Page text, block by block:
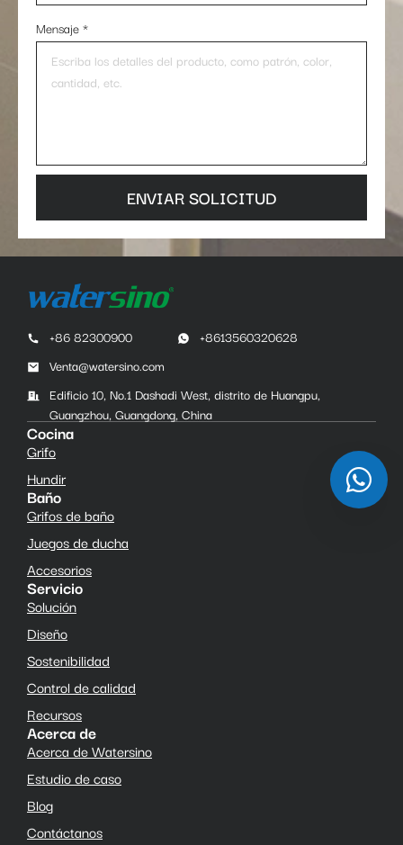
Mensaje*
ENVIAR SOLICITUD
+86 82300900
+8613560320628
Venta@watersino.com
Edificio 10, No.1 Dashadi West, distrito de Huangpu,
Guangzhou, Guangdong, China
Cocina
Grifo
Hundir
Baño
Grifos de baño
Juegos de ducha
Accesorios
Servicio
Solución
Diseño
Sostenibilidad
Control de calidad
Recursos
Acerca de
Acerca de Watersino
Estudio de caso
Blog
Contáctanos